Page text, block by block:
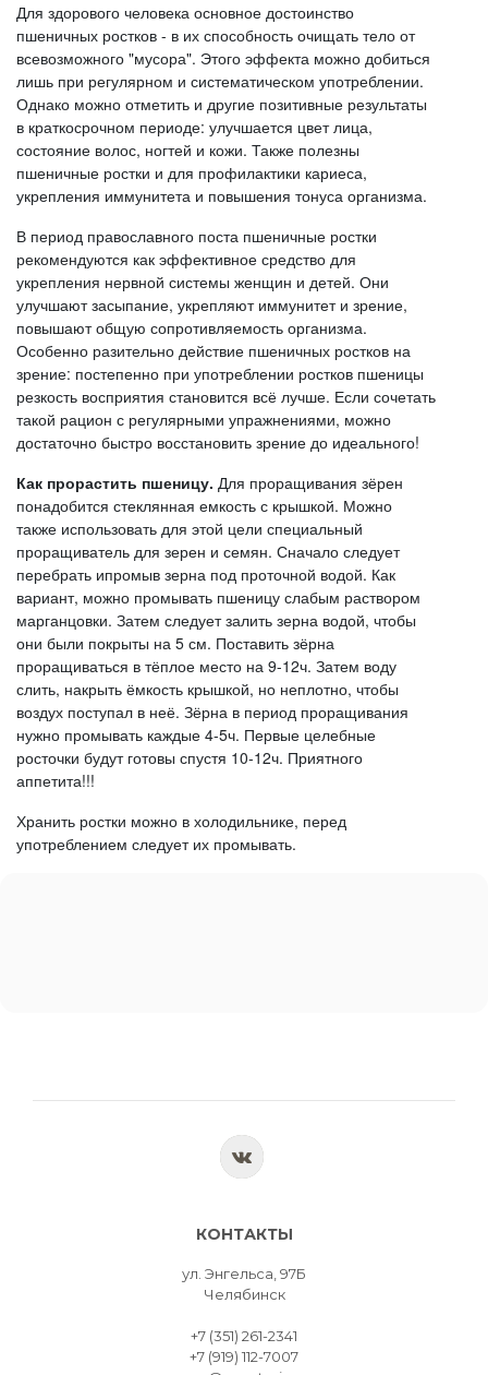
Для здорового человека основное достоинство
пшеничных ростков - в их способность очищать тело от
всевозможного "мусора". Этого эффекта можно добиться
лишь при регулярном и систематическом употреблении.
Однако можно отметить и другие позитивные результаты
в краткосрочном периоде: улучшается цвет лица,
состояние волос, ногтей и кожи. Также полезны
пшеничные ростки и для профилактики кариеса,
укрепления иммунитета и повышения тонуса организма.
В период православного поста пшеничные ростки
рекомендуются как эффективное средство для
укрепления нервной системы женщин и детей. Они
улучшают засыпание, укрепляют иммунитет и зрение,
повышают общую сопротивляемость организма.
Особенно разительно действие пшеничных ростков на
зрение: постепенно при употреблении ростков пшеницы
резкость восприятия становится всё лучше. Если сочетать
такой рацион с регулярными упражнениями, можно
достаточно быстро восстановить зрение до идеального!
Как прорастить пшеницу. Для проращивания зёрен
понадобится стеклянная емкость с крышкой. Можно
также использовать для этой цели специальный
проращиватель для зерен и семян. Сначало следует
перебрать ипромыв зерна под проточной водой. Как
вариант, можно промывать пшеницу слабым раствором
марганцовки. Затем следует залить зерна водой, чтобы
они были покрыты на 5 см. Поставить зёрна
проращиваться в тёплое место на 9-12ч. Затем воду
слить, накрыть ёмкость крышкой, но неплотно, чтобы
воздух поступал в неё. Зёрна в период проращивания
нужно промывать каждые 4-5ч. Первые целебные
росточки будут готовы спустя 10-12ч. Приятного
аппетита!!!
Хранить ростки можно в холодильнике, перед
употреблением следует их промывать.
КОНТАКТЫ
ул. Энгельса, 97Б
Челябинск
+7 (351) 261-2341
+7 (919) 112-7007